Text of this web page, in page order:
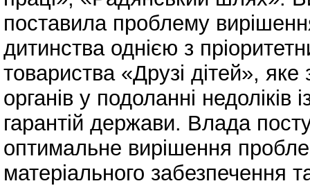
поставила проблему
дитинства однією з
товариства «Друзі дітей»,
органів у подоланні недоліків
гарантій держави. Влада
оптимальне вирішення
матеріального забезпечення